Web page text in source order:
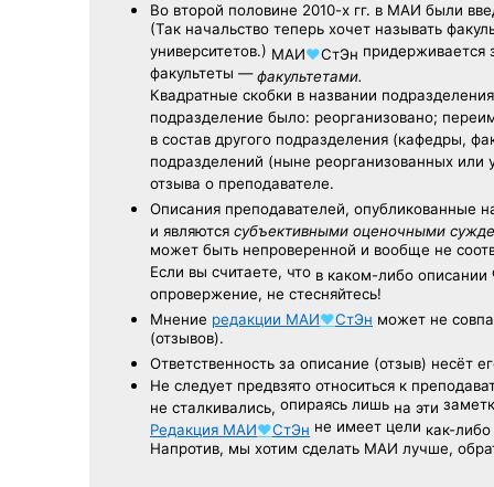
Во второй половине 2010-х гг. в МАИ были
(Так начальство теперь хочет называть
университетов.) МАИ♥СтЭн придерживается
факультеты —факультетами.
Квадратные скобки в названии
подразделение было: реорганизовано;
в состав другого подразделения (кафедры,
подразделений (ныне реорганизованных
отзыва о преподавателе.
Описания преподавателей, опубликованные
и являются субъективными оценочными
может быть непроверенной и вообще не
Если вы считаете, что в каком-либо описании
опровержение, не стесняйтесь!
Мнение редакции МАИ♥СтЭн может не
(отзывов).
Ответственность за описание (отзыв) несёт
Не следует предвзято относиться к
не сталкивались, опираясь лишь на эти
Редакция МАИ♥СтЭн не имеет цели как-либо
Напротив, мы хотим сделать МАИ лучше,